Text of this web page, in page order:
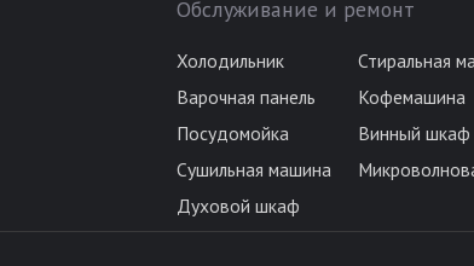
Обслуживание и ремонт
Холодильник
Стиральная
Варочная панель
Кофемашина
Посудомойка
Винный шкаф
Сушильная машина
Духовой шкаф